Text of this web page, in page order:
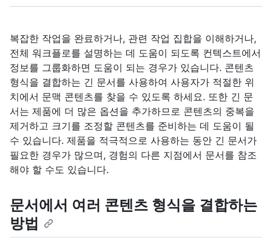
복잡한 작업을 완료하거나, 관련 작업 집합을 이해하거나,
전체 워크플로를 설명하는 데 도움이 되도록 컨텍스트에서
정보를 그룹화하면 도움이 되는 경우가 있습니다. 콘텐츠
형식을 결합하는 긴 문서를 사용하여 사용자가 적절한 위
치에서 문맥 콘텐츠를 찾을 수 있도록 하세요. 또한 긴 문
서는 제품에 더 많은 옵션을 추가하므로 콘텐츠의 중복을
제거하고 크기를 조정할 콘텐츠를 준비하는 데 도움이 될
수 있습니다. 제품을 적극적으로 사용하는 동안 긴 문서가
필요한 경우가 많으며, 경험의 다른 지점에서 문서를 참조
해야 할 수도 있습니다.
문서에서 여러 콘텐츠 형식을 결합하는
방법